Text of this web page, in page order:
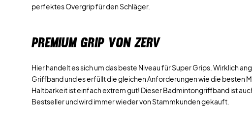
perfektes Overgrip für den Schläger.
PREMIUM GRIP VON ZERV
Hier handelt es sich um das beste Niveau für Super Grips. Wirklich
Griffband und es erfüllt die gleichen Anforderungen wie die besten
Haltbarkeit ist einfach extrem gut! Dieser Badmintongriffband ist
Bestseller und wird immer wieder von Stammkunden gekauft.